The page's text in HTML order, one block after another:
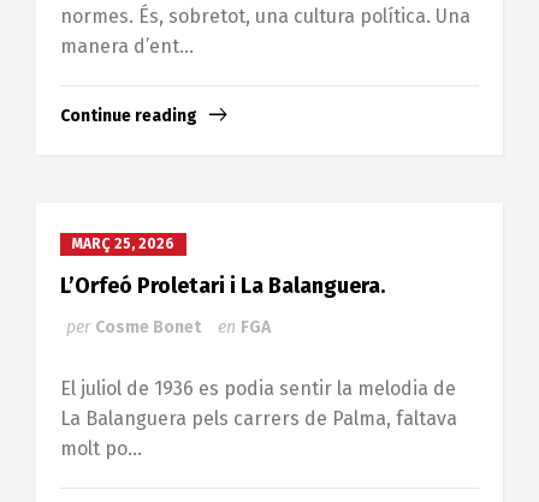
normes. És, sobretot, una cultura política. Una
manera d’ent...
Continue reading
MARÇ 25, 2026
L’Orfeó Proletari i La Balanguera.
per Cosme Bonet en FGA
El juliol de 1936 es podia sentir la melodia de
La Balanguera pels carrers de Palma, faltava
molt po...